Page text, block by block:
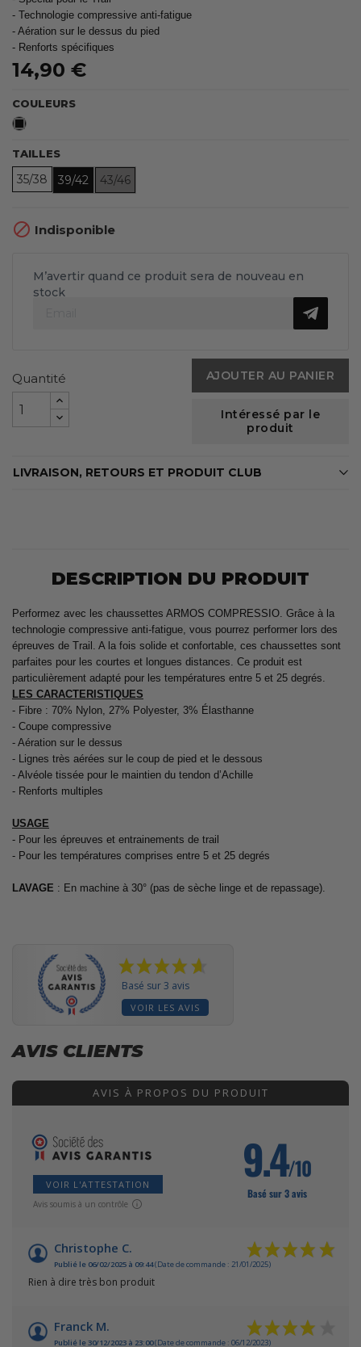
- Technologie compressive anti-fatigue
- Aération sur le dessus du pied
- Renforts spécifiques
14,90 €
COULEURS
Noir
TAILLES
35/38 39/42 43/46
 Indisponible
M’avertir quand ce produit sera de nouveau en
stock
Quantité AJOUTER AU PANIER
Intéressé par le
produit
LIVRAISON, RETOURS ET PRODUIT CLUB
DESCRIPTION DU PRODUIT
Performez avec les chaussettes ARMOS COMPRESSIO. Grâce à la
technologie compressive anti-fatigue, vous pourrez performer lors des
épreuves de Trail. A la fois solide et confortable, ces chaussettes sont
parfaites pour les courtes et longues distances. Ce produit est
particulièrement adapté pour les températures entre 5 et 25 degrés.
LES CARACTERISTIQUES
- Fibre : 70% Nylon, 27% Polyester, 3% Élasthanne
- Coupe compressive
- Aération sur le dessus
- Lignes très aérées sur le coup de pied et le dessous
- Alvéole tissée pour le maintien du tendon d’Achille
- Renforts multiples
USAGE
- Pour les épreuves et entrainements de trail
- Pour les températures comprises entre 5 et 25 degrés
LAVAGE : En machine à 30° (pas de sèche linge et de repassage).
Basé sur 3 avis
VOIR LES AVIS
AVIS CLIENTS
AVIS À PROPOS DU PRODUIT
VOIR L'ATTESTATION
Avis soumis à un contrôle
9.4/10
Basé sur 3 avis
Christophe C.
Publié le 06/02/2025 à 09:44(Date de commande : 21/01/2025)
Rien à dire très bon produit
Franck M.
Publié le 30/12/2023 à 23:00(Date de commande : 06/12/2023)